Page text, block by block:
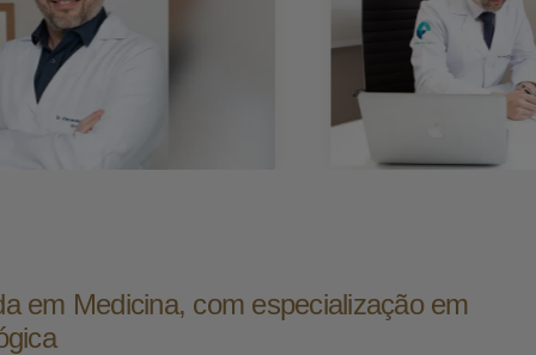
em Medicina, com especialização em